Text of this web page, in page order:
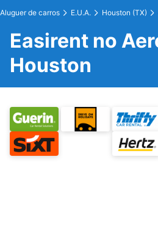
Aluguer de carros E.U.A. Houston (TX)
Easirent no
Houston